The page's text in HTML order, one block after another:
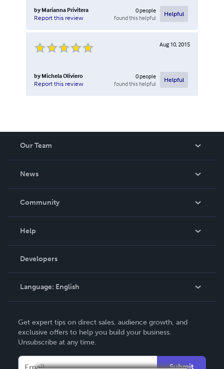
by Marianna Privitera
Report this review
0people
found this helpful
Helpful
Aug 10, 2015
by Michela Oliviero
Report this review
0people
found this helpful
Helpful
Our Team
News
In The News
Community
Podcast
Help
Order Lookup
Knowledge Base
Contact Support
Developers
Language: English
Deutsch
Français
Get expert tips on direct sales, audience growth, and
exclusive offers to help you build your business.
Unsubscribe at any time.
Submit